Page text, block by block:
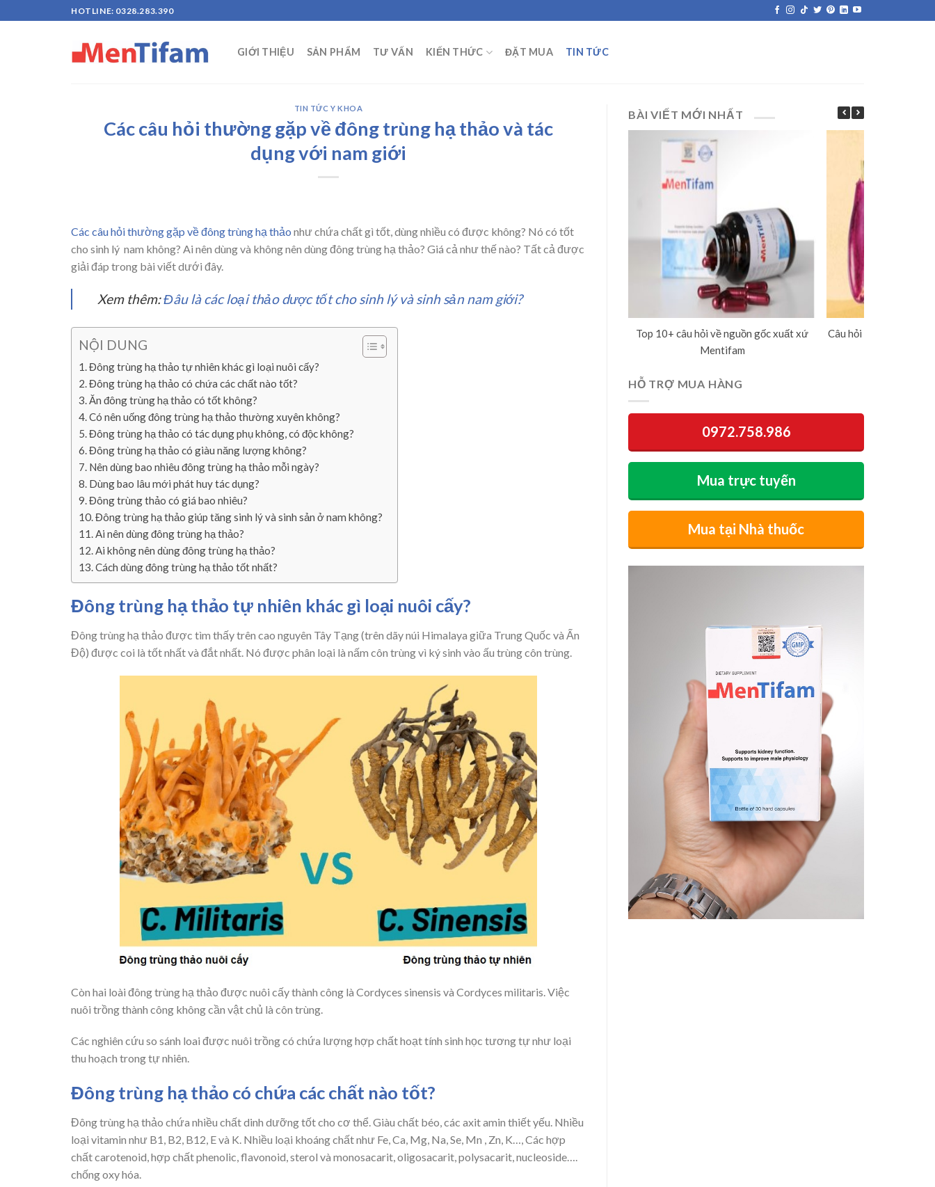
to
HOTLINE: 0328.283.390
GIỚI THIỆU SẢN PHẨM TƯ VẤN KIẾN THỨC ĐẶT MUA TIN TỨC
TIN TỨC Y KHOA
Các câu hỏi thường gặp về đông trùng hạ thảo và tác
dụng với nam giới
Các câu hỏi thường gặp về đông trùng hạ thảo như chứa chất gì tốt, dùng nhiều có được không? Nó có tốt
cho sinh lý nam không? Ai nên dùng và không nên dùng đông trùng hạ thảo? Giá cả như thế nào? Tất cả được
giải đáp trong bài viết dưới đây.
Xem thêm:Đâu là các loại thảo dược tốt cho sinh lý và sinh sản nam giới?
NỘI DUNG
Đông trùng hạ thảo tự nhiên khác gì loại nuôi cấy?
Đông trùng hạ thảo có chứa các chất nào tốt?
Ăn đông trùng hạ thảo có tốt không?
Có nên uống đông trùng hạ thảo thường xuyên không?
Đông trùng hạ thảo có tác dụng phụ không, có độc không?
Đông trùng hạ thảo có giàu năng lượng không?
Nên dùng bao nhiêu đông trùng hạ thảo mỗi ngày?
Dùng bao lâu mới phát huy tác dụng?
Đông trùng thảo có giá bao nhiêu?
Đông trùng hạ thảo giúp tăng sinh lý và sinh sản ở nam không?
Ai nên dùng đông trùng hạ thảo?
Ai không nên dùng đông trùng hạ thảo?
Cách dùng đông trùng hạ thảo tốt nhất?
Đông trùng hạ thảo tự nhiên khác gì loại nuôi cấy?
Đông trùng hạ thảo được tìm thấy trên cao nguyên Tây Tạng (trên dãy núi Himalaya giữa Trung Quốc và Ấn
Độ) được coi là tốt nhất và đắt nhất. Nó được phân loại là nấm côn trùng vì ký sinh vào ấu trùng côn trùng.
Còn hai loài đông trùng hạ thảo được nuôi cấy thành công là Cordyces sinensis và Cordyces militaris. Việc
nuôi trồng thành công không cần vật chủ là côn trùng.
Các nghiên cứu so sánh loai được nuôi trồng có chứa lượng hợp chất hoạt tính sinh học tương tự như loại
thu hoạch trong tự nhiên.
Đông trùng hạ thảo có chứa các chất nào tốt?
Đông trùng hạ thảo chứa nhiều chất dinh dưỡng tốt cho cơ thể. Giàu chất béo, các axit amin thiết yếu. Nhiều
loại vitamin như B1, B2, B12, E và K. Nhiều loại khoáng chất như Fe, Ca, Mg, Na, Se, Mn , Zn, K…, Các hợp
chất carotenoid, hợp chất phenolic, flavonoid, sterol và monosacarit, oligosacarit, polysacarit, nucleoside….
chống oxy hóa.
BÀI VIẾT MỚI NHẤT
Top 10+ câu hỏi về nguồn gốc xuất xứ
Mentifam
Câu hỏi thường gặp về
HỖ TRỢ MUA HÀNG
0972.758.986
Mua trực tuyến
Mua tại Nhà thuốc